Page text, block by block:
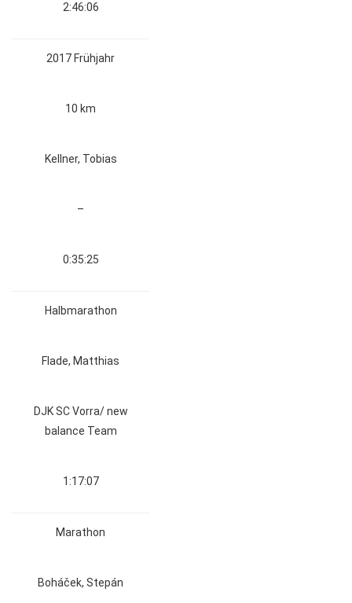
2:46:06
2017 Frühjahr
10 km
Kellner, Tobias
–
0:35:25
Halbmarathon
Flade, Matthias
DJK SC Vorra/ new
balance Team
1:17:07
Marathon
Boháček, Stepán